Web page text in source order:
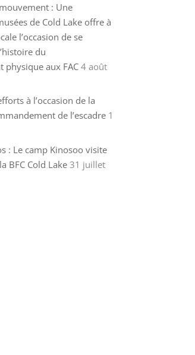
: Une
de Cold Lake offre à
l’occasion de se
du
physique aux FAC 4 août
à l’occasion de la
de l’escadre 1
: Le camp Kinosoo visite
BFC Cold Lake 31 juillet